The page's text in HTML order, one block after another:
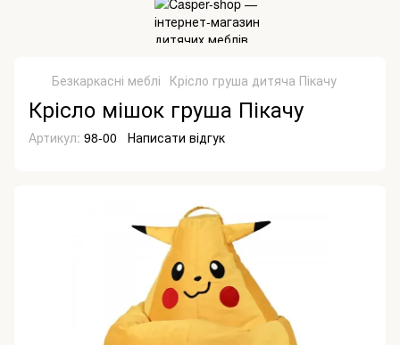
Безкаркасні меблі Крісло груша дитяча Пікачу
Крісло мішок груша Пікачу
Артикул: 98-00 Написати відгук